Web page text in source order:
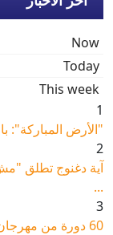
Now
Today
This week
1
"الأرض المباركة":
2
آية دغنوج تطلق
...
3
60 دورة من